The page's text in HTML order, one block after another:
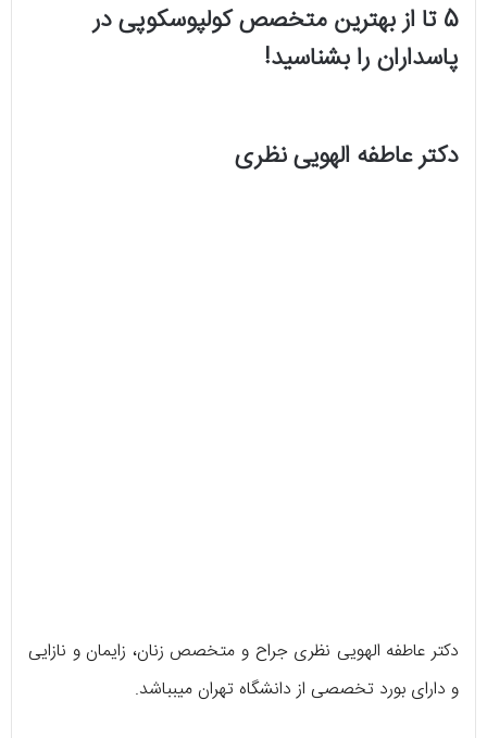
5 تا از بهترین متخصص کولپوسکوپی در
پاسداران را بشناسید!
دکتر عاطفه الهویی نظری
دکتر عاطفه الهویی نظری جراح و متخصص زنان، زایمان و نازایی
و دارای بورد تخصصی از دانشگاه تهران میبباشد.